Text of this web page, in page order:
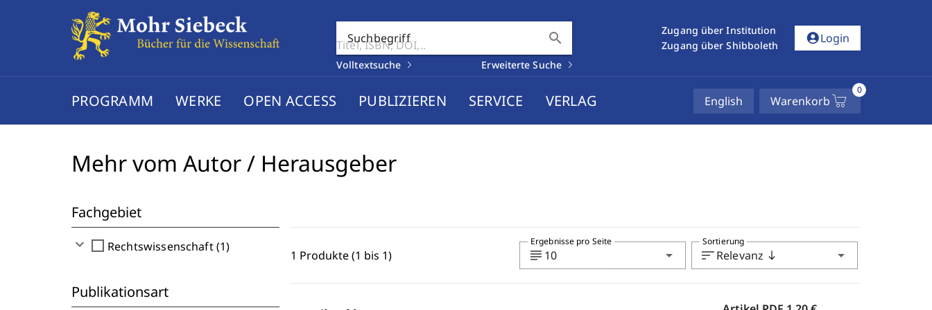
Suchbegriff search
Volltextsuche Erweiterte Suche
Zugang über Institution
Zugang über Shibboleth
account_circleLogin
PROGRAMM WERKE OPEN ACCESS PUBLIZIEREN SERVICE VERLAG English Warenkorb
0
Mehr vom Autor / Herausgeber
Fachgebiet
expand_more check_box_outline_blank Rechtswissenschaft (1)
Publikationsart
1 Produkte (1 bis 1) subject 10 arrow_drop_down
Ergebnisse pro Seite
sortRelevanz south arrow_drop_down
Sortierung